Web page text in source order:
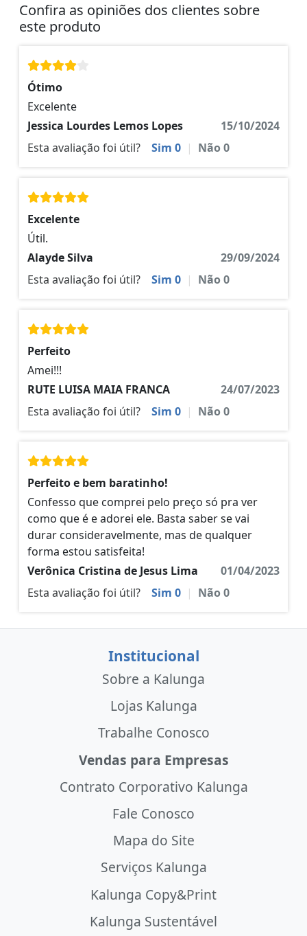
Confira as opiniões dos clientes sobre
este produto
Ótimo
Excelente
Jessica Lourdes Lemos Lopes
15/10/2024
Esta avaliação foi útil?
Sim 0 | Não0
Excelente
Útil.
Alayde Silva
29/09/2024
Esta avaliação foi útil?
Sim 0 | Não0
Perfeito
Amei!!!
RUTE LUISA MAIA FRANCA
24/07/2023
Esta avaliação foi útil?
Sim 0 | Não0
Perfeito e bem baratinho!
Confesso que comprei pelo preço só pra ver
como que é e adorei ele. Basta saber se vai
durar consideravelmente, mas de qualquer
forma estou satisfeita!
Verônica Cristina de Jesus Lima
01/04/2023
Esta avaliação foi útil?
Sim 0 | Não0
Institucional
Sobre a Kalunga
Lojas Kalunga
Trabalhe Conosco
Vendas para Empresas
Contrato Corporativo Kalunga
Fale Conosco
Mapa do Site
Serviços Kalunga
Kalunga Copy&Print
Kalunga Sustentável